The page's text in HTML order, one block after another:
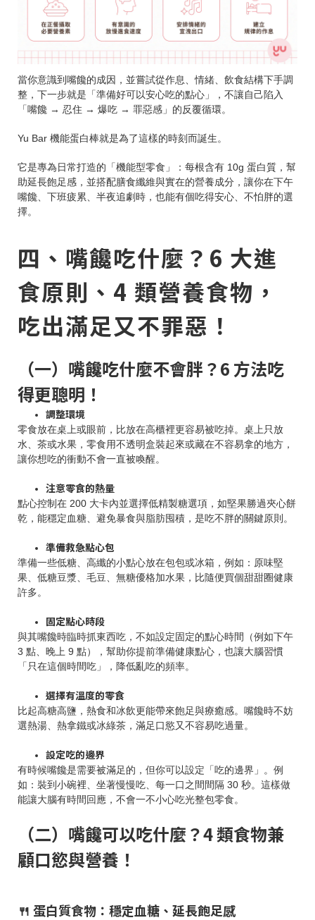
當你意識到嘴饞的成因，並嘗試從作息、情緒、飲食結構下手調
整，下一步就是「準備好可以安心吃的點心」，不讓自己陷入
「嘴饞 → 忍住 → 爆吃 → 罪惡感」的反覆循環。
Yu Bar 機能蛋白棒就是為了這樣的時刻而誕生。
它是專為日常打造的「機能型零食」：每根含有 10g 蛋白質，幫
助延長飽足感，並搭配膳食纖維與實在的營養成分，讓你在下午
嘴饞、下班疲累、半夜追劇時，也能有個吃得安心、不怕胖的選
擇。
四、嘴饞吃什麼？6 大進
食原則、4 類營養食物，
吃出滿足又不罪惡！
（一）嘴饞吃什麼不會胖？6 方法吃
得更聰明！
調整環境
零食放在桌上或眼前，比放在高櫃裡更容易被吃掉。桌上只放
水、茶或水果，零食用不透明盒裝起來或藏在不容易拿的地方，
讓你想吃的衝動不會一直被喚醒。
注意零食的熱量
點心控制在 200 大卡內並選擇低精製糖選項，如堅果勝過夾心餅
乾，能穩定血糖、避免暴食與脂肪囤積，是吃不胖的關鍵原則。
準備救急點心包
準備一些低糖、高纖的小點心放在包包或冰箱，例如：原味堅
果、低糖豆漿、毛豆、無糖優格加水果，比隨便買個甜甜圈健康
許多。
固定點心時段
與其嘴饞時臨時抓東西吃，不如設定固定的點心時間（例如下午
3 點、晚上 9 點），幫助你提前準備健康點心，也讓大腦習慣
「只在這個時間吃」，降低亂吃的頻率。
選擇有溫度的零食
比起高糖高鹽，熱食和冰飲更能帶來飽足與療癒感。嘴饞時不妨
選熱湯、熱拿鐵或冰綠茶，滿足口慾又不容易吃過量。
設定吃的邊界
有時候嘴饞是需要被滿足的，但你可以設定「吃的邊界」。例
如：裝到小碗裡、坐著慢慢吃、每一口之間間隔 30 秒。這樣做
能讓大腦有時間回應，不會一不小心吃光整包零食。
（二）嘴饞可以吃什麼？4 類食物兼
顧口慾與營養！
🍴 蛋白質食物：穩定血糖、延長飽足感